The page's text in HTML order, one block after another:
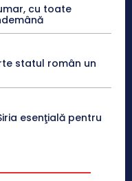
cu toate
statul român un
esenţială pentru